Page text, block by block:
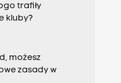
trafiły
kluby?
możesz
zasady w